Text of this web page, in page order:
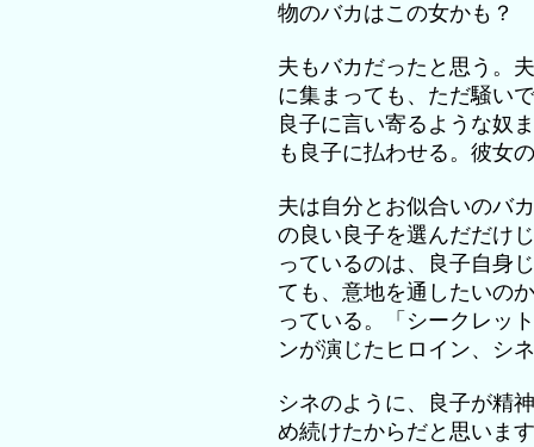
物のバカはこの女かも？
夫もバカだったと思う。
に集まっても、ただ騒い
良子に言い寄るような奴
も良子に払わせる。彼女
夫は自分とお似合いのバ
の良い良子を選んだだけ
っているのは、良子自身
ても、意地を通したいの
っている。「シークレッ
ンが演じたヒロイン、シ
シネのように、良子が精
め続けたからだと思いま